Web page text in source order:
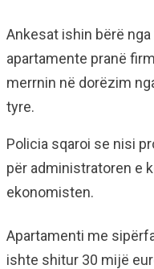
Ankesat ishin bërë
apartamente pranë
merrnin në dorëzim
tyre.
Policia sqaroi se nisi
për administratoren e
ekonomisten.
Apartamenti me
ishte shitur 30 mijë